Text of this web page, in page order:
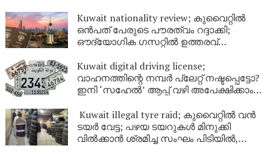
Kuwait nationality review; കുവൈറ്റിൽ
ഒൻപത് പേരുടെ പൗരത്വം റദ്ദാക്കി;
ഔദ്യോഗിക ഗസറ്റിൽ ഉത്തരവ്
Kuwait digital driving license;
വാഹനത്തിന്റെ നമ്പര്‍ പ്ലേറ്റ് നഷ്ടപ്പെട്ടോ?
ഇനി ‘സഹേൽ’ ആപ്പ് വഴി അപേക്ഷിക്കാം;
ഉടൻ
Kuwait illegal tyre raid; കുവൈറ്റിൽ വൻ
ടയർ വേട്ട; പഴയ ടയറുകൾ മിനുക്കി
വിൽക്കാൻ ശ്രമിച്ച സംഘം പിടിയിൽ,